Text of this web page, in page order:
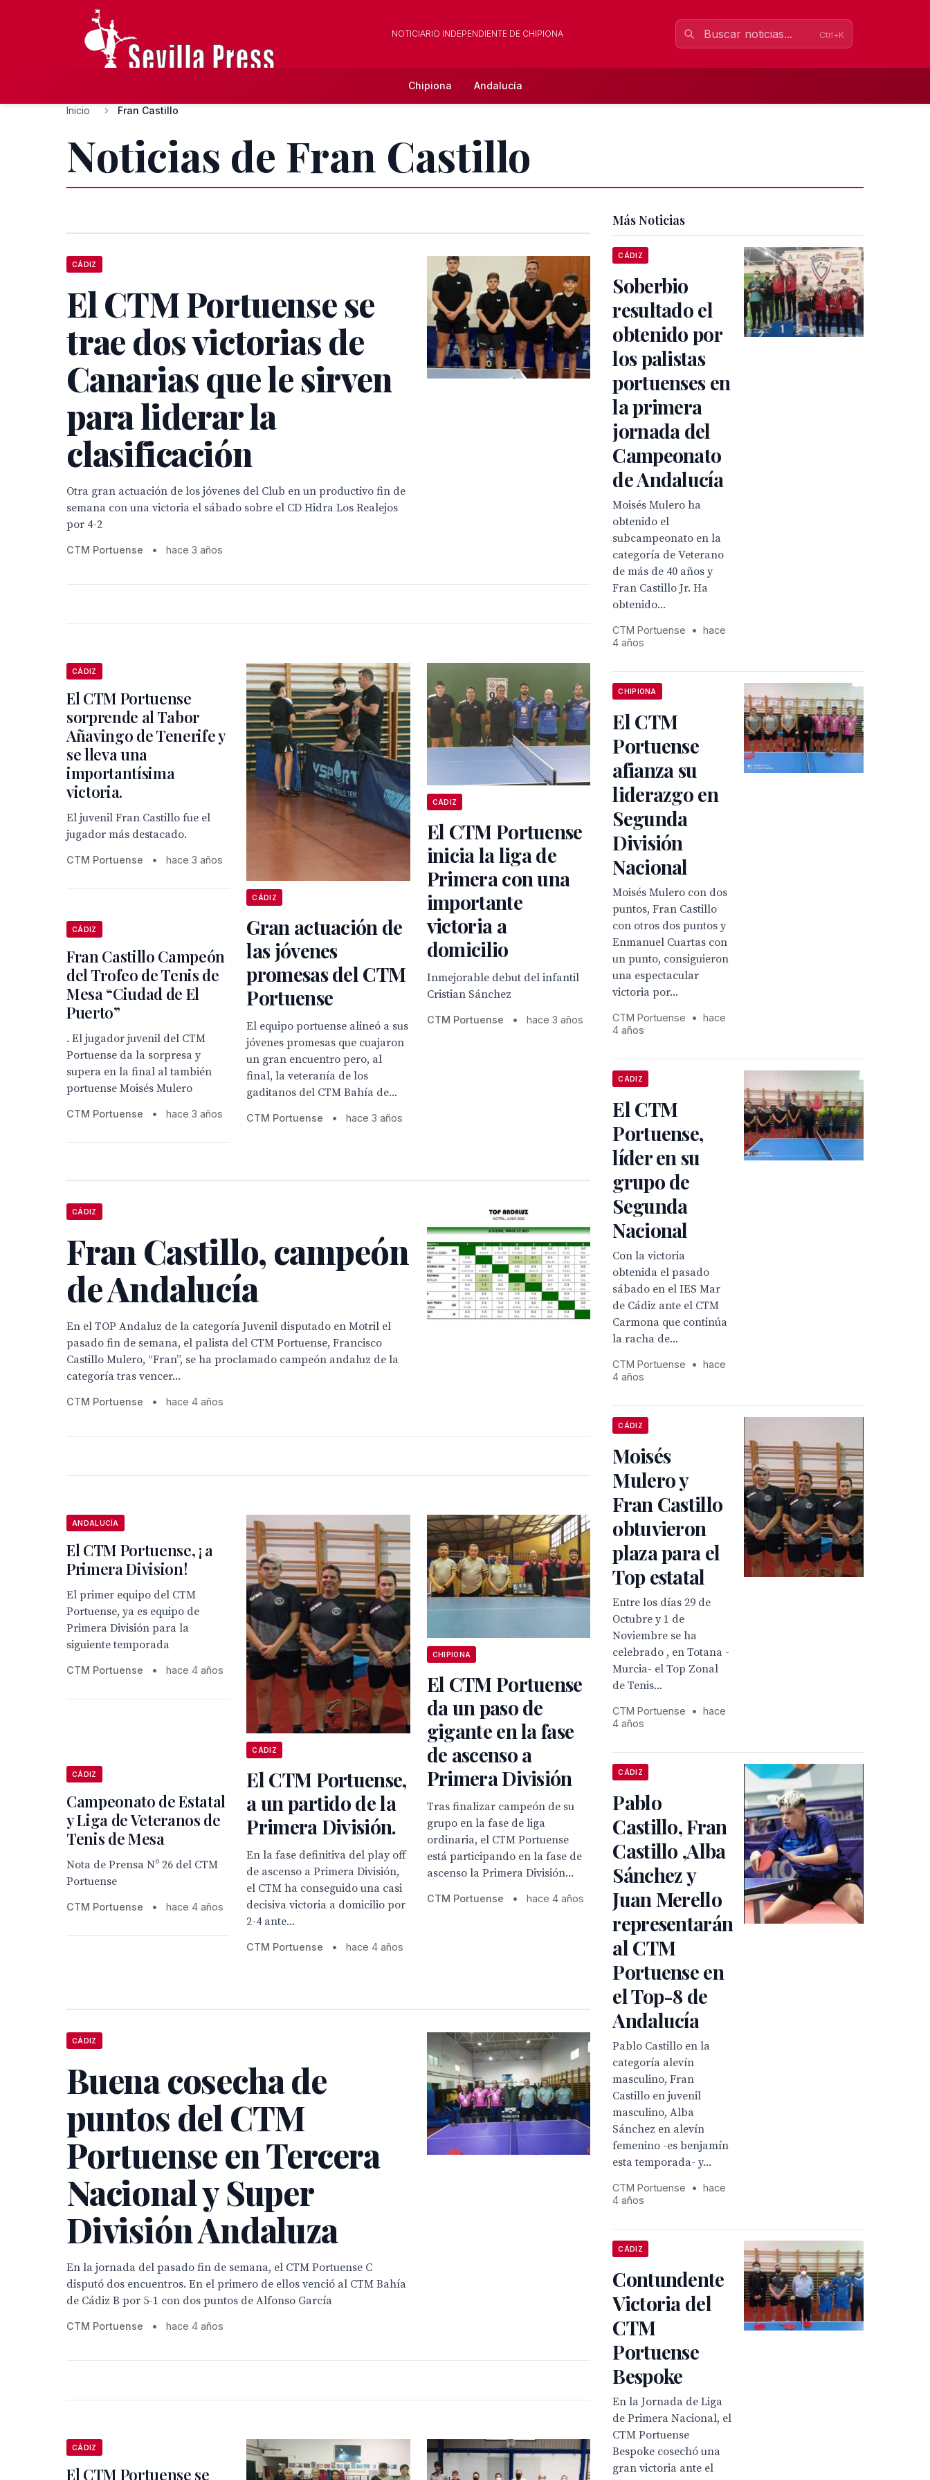
NOTICIARIO INDEPENDIENTE DE CHIPIONA Ctrl+K
Chipiona Andalucía
Inicio Fran Castillo
Noticias de Fran Castillo
CÁDIZ
El CTM Portuense se
trae dos victorias de
Canarias que le sirven
para liderar la
clasificación
Otra gran actuación de los jóvenes del Club en un productivo fin de
semana con una victoria el sábado sobre el CD Hidra Los Realejos
por 4-2
CTM Portuense • hace 3 años
CÁDIZ
El CTM Portuense
sorprende al Tabor
Añavingo de Tenerife y
se lleva una
importantísima
victoria.
El juvenil Fran Castillo fue el
jugador más destacado.
CTM Portuense • hace 3 años
CÁDIZ
Gran actuación de
las jóvenes
promesas del CTM
Portuense
El equipo portuense alineó a sus
jóvenes promesas que cuajaron
un gran encuentro pero, al
final, la veteranía de los
gaditanos del CTM Bahía de...
CTM Portuense • hace 3 años
CÁDIZ
El CTM Portuense
inicia la liga de
Primera con una
importante
victoria a
domicilio
Inmejorable debut del infantil
Cristian Sánchez
CTM Portuense • hace 3 años
CÁDIZ
Fran Castillo Campeón
del Trofeo de Tenis de
Mesa “Ciudad de El
Puerto”
. El jugador juvenil del CTM
Portuense da la sorpresa y
supera en la final al también
portuense Moisés Mulero
CTM Portuense • hace 3 años
CÁDIZ
Fran Castillo, campeón
de Andalucía
En el TOP Andaluz de la categoría Juvenil disputado en Motril el
pasado fin de semana, el palista del CTM Portuense, Francisco
Castillo Mulero, “Fran”, se ha proclamado campeón andaluz de la
categoría tras vencer...
CTM Portuense • hace 4 años
ANDALUCÍA
El CTM Portuense, ¡ a
Primera Division!
El primer equipo del CTM
Portuense, ya es equipo de
Primera División para la
siguiente temporada
CTM Portuense • hace 4 años
CÁDIZ
El CTM Portuense,
a un partido de la
Primera División.
En la fase definitiva del play off
de ascenso a Primera División,
el CTM ha conseguido una casi
decisiva victoria a domicilio por
2-4 ante...
CTM Portuense • hace 4 años
CHIPIONA
El CTM Portuense
da un paso de
gigante en la fase
de ascenso a
Primera División
Tras finalizar campeón de su
grupo en la fase de liga
ordinaria, el CTM Portuense
está participando en la fase de
ascenso la Primera División...
CTM Portuense • hace 4 años
CÁDIZ
Campeonato de Estatal
y Liga de Veteranos de
Tenis de Mesa
Nota de Prensa Nº 26 del CTM
Portuense
CTM Portuense • hace 4 años
CÁDIZ
Buena cosecha de
puntos del CTM
Portuense en Tercera
Nacional y Super
División Andaluza
En la jornada del pasado fin de semana, el CTM Portuense C
disputó dos encuentros. En el primero de ellos venció al CTM Bahía
de Cádiz B por 5-1 con dos puntos de Alfonso García
CTM Portuense • hace 4 años
CÁDIZ
El CTM Portuense se
Más Noticias
CÁDIZ
Soberbio
resultado el
obtenido por
los palistas
portuenses en
la primera
jornada del
Campeonato
de Andalucía
Moisés Mulero ha
obtenido el
subcampeonato en la
categoría de Veterano
de más de 40 años y
Fran Castillo Jr. Ha
obtenido...
CTM Portuense •
hace
4 años
CHIPIONA
El CTM
Portuense
afianza su
liderazgo en
Segunda
División
Nacional
Moisés Mulero con dos
puntos, Fran Castillo
con otros dos puntos y
Enmanuel Cuartas con
un punto, consiguieron
una espectacular
victoria por...
CTM Portuense •
hace
4 años
CÁDIZ
El CTM
Portuense,
líder en su
grupo de
Segunda
Nacional
Con la victoria
obtenida el pasado
sábado en el IES Mar
de Cádiz ante el CTM
Carmona que continúa
la racha de...
CTM Portuense •
hace
4 años
CÁDIZ
Moisés
Mulero y
Fran Castillo
obtuvieron
plaza para el
Top estatal
Entre los días 29 de
Octubre y 1 de
Noviembre se ha
celebrado , en Totana -
Murcia- el Top Zonal
de Tenis...
CTM Portuense •
hace
4 años
CÁDIZ
Pablo
Castillo, Fran
Castillo ,Alba
Sánchez y
Juan Merello
representarán
al CTM
Portuense en
el Top-8 de
Andalucía
Pablo Castillo en la
categoría alevín
masculino, Fran
Castillo en juvenil
masculino, Alba
Sánchez en alevín
femenino -es benjamín
esta temporada- y...
CTM Portuense •
hace
4 años
CÁDIZ
Contundente
Victoria del
CTM
Portuense
Bespoke
En la Jornada de Liga
de Primera Nacional, el
CTM Portuense
Bespoke cosechó una
gran victoria ante el